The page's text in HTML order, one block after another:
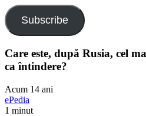
Subscribe
Care este, după Rusia, cel
ca întindere?
Acum 14 ani
ePedia
1 minut